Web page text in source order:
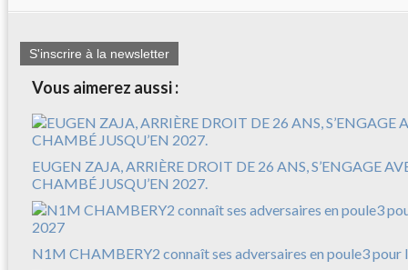
S'inscrire à la newsletter
Vous aimerez aussi :
EUGEN ZAJA, ARRIÈRE DROIT DE 26 ANS, S’ENGAGE
CHAMBÉ JUSQU’EN 2027.
N1M CHAMBERY2 connaît ses adversaires en poule3 pour